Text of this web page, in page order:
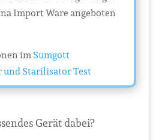
Import Ware angeboten
imSumgott
Starilisator Test
Gerät dabei?